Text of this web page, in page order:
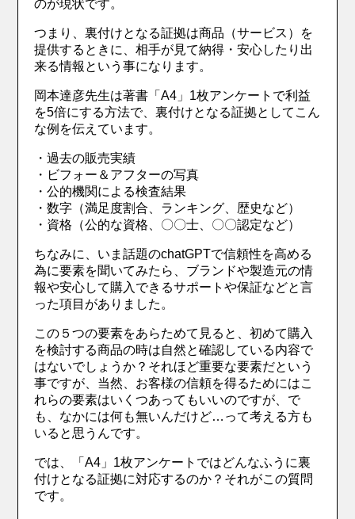
のが現状です。
つまり、裏付けとなる証拠は商品（サービス）を
提供するときに、相手が見て納得・安心したり出
来る情報という事になります。
岡本達彦先生は著書「A4」1枚アンケートで利益
を5倍にする方法で、裏付けとなる証拠としてこん
な例を伝えています。
・過去の販売実績
・ビフォー＆アフターの写真
・公的機関による検査結果
・数字（満足度割合、ランキング、歴史など）
・資格（公的な資格、〇〇士、〇〇認定など）
ちなみに、いま話題のchatGPTで信頼性を高める
為に要素を聞いてみたら、ブランドや製造元の情
報や安心して購入できるサポートや保証などと言
った項目がありました。
この５つの要素をあらためて見ると、初めて購入
を検討する商品の時は自然と確認している内容で
はないでしょうか？それほど重要な要素だという
事ですが、当然、お客様の信頼を得るためにはこ
れらの要素はいくつあってもいいのですが、で
も、なかには何も無いんだけど…って考える方も
いると思うんです。
では、「A4」1枚アンケートではどんなふうに裏
付けとなる証拠に対応するのか？それがこの質問
です。